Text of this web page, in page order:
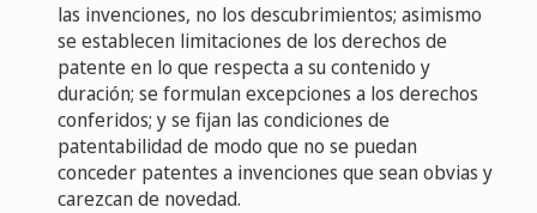
las invenciones, no los descubrimientos; asimismo
se establecen limitaciones de los derechos de
patente en lo que respecta a su contenido y
duración; se formulan excepciones a los derechos
conferidos; y se fijan las condiciones de
patentabilidad de modo que no se puedan
conceder patentes a invenciones que sean obvias y
carezcan de novedad.